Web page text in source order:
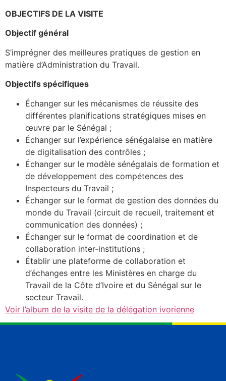
OBJECTIFS DE LA VISITE
Objectif général
S’imprégner des meilleures pratiques de gestion en
matière d’Administration du Travail.
Objectifs spécifiques
Échanger sur les mécanismes de réussite des
différentes planifications stratégiques mises en
œuvre par le Sénégal ;
Échanger sur l’expérience sénégalaise en matière
de digitalisation des contrôles ;
Échanger sur le modèle sénégalais de formation et
de développement des compétences des
Inspecteurs du Travail ;
Échanger sur le format de gestion des données du
monde du Travail (circuit de recueil, traitement et
communication des données) ;
Échanger sur le format de coordination et de
collaboration inter-institutions ;
Établir une plateforme de collaboration et
d’échanges entre les Ministères en charge du
Travail de la Côte d’Ivoire et du Sénégal sur le
secteur Travail.
Voir l’album de la visite de la délégation ivorienne